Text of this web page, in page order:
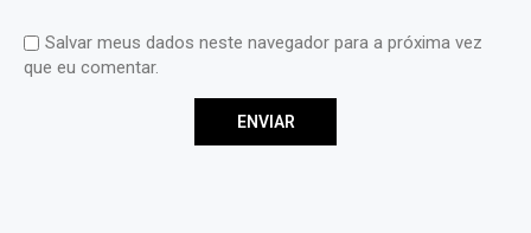
Salvar meus dados neste navegador para a próxima vez
que eu comentar.